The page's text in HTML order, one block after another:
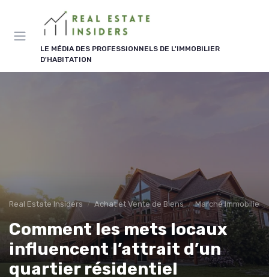
LE MÉDIA DES PROFESSIONNELS DE L'IMMOBILIER
D'HABITATION
Real Estate Insiders Achat et Vente de Biens Marché Immobilier
Comment les mets locaux
influencent l’attrait d’un
quartier résidentiel